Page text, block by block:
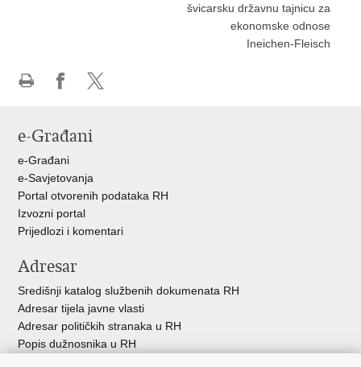
švicarsku državnu tajnicu za
ekonomske odnose
Ineichen-Fleisch
Facebooku
X-
e-Građani
e-Građani
e-Savjetovanja
Portal otvorenih podataka RH
Izvozni portal
Prijedlozi i komentari
Adresar
Središnji katalog službenih dokumenata RH
Adresar tijela javne vlasti
Adresar političkih stranaka u RH
Popis dužnosnika u RH